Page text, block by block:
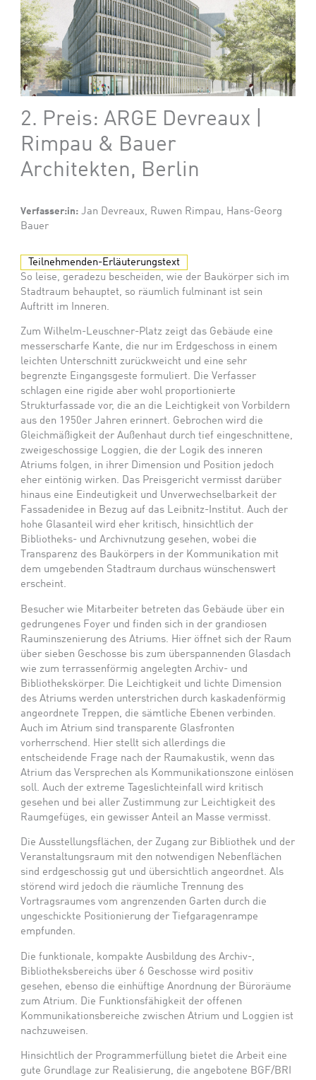
2. Preis: ARGE Devreaux |
Rimpau & Bauer
Architekten, Berlin
Verfasser:in: Jan Devreaux, Ruwen Rimpau, Hans-Georg
Bauer
Teilnehmenden-Erläuterungstext
So leise, geradezu bescheiden, wie der Baukörper sich im
Stadtraum behauptet, so räumlich fulminant ist sein
Auftritt im Inneren.
Zum Wilhelm-Leuschner-Platz zeigt das Gebäude eine
messerscharfe Kante, die nur im Erdgeschoss in einem
leichten Unterschnitt zurückweicht und eine sehr
begrenzte Eingangsgeste formuliert. Die Verfasser
schlagen eine rigide aber wohl proportionierte
Strukturfassade vor, die an die Leichtigkeit von Vorbildern
aus den 1950er Jahren erinnert. Gebrochen wird die
Gleichmäßigkeit der Außenhaut durch tief eingeschnittene,
zweigeschossige Loggien, die der Logik des inneren
Atriums folgen, in ihrer Dimension und Position jedoch
eher eintönig wirken. Das Preisgericht vermisst darüber
hinaus eine Eindeutigkeit und Unverwechselbarkeit der
Fassadenidee in Bezug auf das Leibnitz-Institut. Auch der
hohe Glasanteil wird eher kritisch, hinsichtlich der
Bibliotheks- und Archivnutzung gesehen, wobei die
Transparenz des Baukörpers in der Kommunikation mit
dem umgebenden Stadtraum durchaus wünschenswert
erscheint.
Besucher wie Mitarbeiter betreten das Gebäude über ein
gedrungenes Foyer und finden sich in der grandiosen
Rauminszenierung des Atriums. Hier öffnet sich der Raum
über sieben Geschosse bis zum überspannenden Glasdach
wie zum terrassenförmig angelegten Archiv- und
Bibliothekskörper. Die Leichtigkeit und lichte Dimension
des Atriums werden unterstrichen durch kaskadenförmig
angeordnete Treppen, die sämtliche Ebenen verbinden.
Auch im Atrium sind transparente Glasfronten
vorherrschend. Hier stellt sich allerdings die
entscheidende Frage nach der Raumakustik, wenn das
Atrium das Versprechen als Kommunikationszone einlösen
soll. Auch der extreme Tageslichteinfall wird kritisch
gesehen und bei aller Zustimmung zur Leichtigkeit des
Raumgefüges, ein gewisser Anteil an Masse vermisst.
Die Ausstellungsflächen, der Zugang zur Bibliothek und der
Veranstaltungsraum mit den notwendigen Nebenflächen
sind erdgeschossig gut und übersichtlich angeordnet. Als
störend wird jedoch die räumliche Trennung des
Vortragsraumes vom angrenzenden Garten durch die
ungeschickte Positionierung der Tiefgaragenrampe
empfunden.
Die funktionale, kompakte Ausbildung des Archiv-,
Bibliotheksbereichs über 6 Geschosse wird positiv
gesehen, ebenso die einhüftige Anordnung der Büroräume
zum Atrium. Die Funktionsfähigkeit der offenen
Kommunikationsbereiche zwischen Atrium und Loggien ist
nachzuweisen.
Hinsichtlich der Programmerfüllung bietet die Arbeit eine
gute Grundlage zur Realisierung, die angebotene BGF/BRI